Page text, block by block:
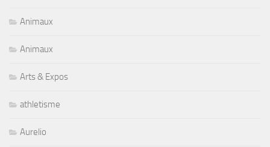
Animaux
Animaux
Arts & Expos
athletisme
Aurelio